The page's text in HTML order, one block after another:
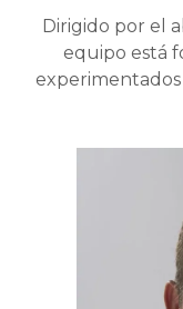
Dirigido por el
equipo está